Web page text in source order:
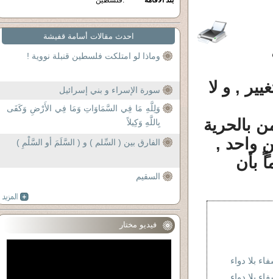
, و لا
بالحرية
واحد ,
بأن
بلا دواء
بلا دواء
احدث مقالات أسامة قفيشة
وماذا لو امتلكت فلسطين قنبلة نووية !
سورة الإسراء و بني إسرائيل
وَلِلَّهِ مَا فِي السَّمَاوَاتِ وَمَا فِي الأَرْضِ وَكَفَى
بِاللَّهِ وَكِيلاً
الفارق بين ( السِّلم ) و ( السَّلَمَ أو السَّلْمِ )
السقيم
فيديو مختار